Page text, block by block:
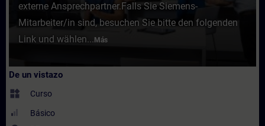
externe Ansprechpartner.Falls Sie Siemens-
Mitarbeiter/in sind, besuchen Sie bitte den folgenden
Link und wählen... Más
De un vistazo
widgets Curso
Básico